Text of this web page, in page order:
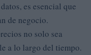
es esencial que
de negocio.
no solo sea
a lo largo del tiempo.